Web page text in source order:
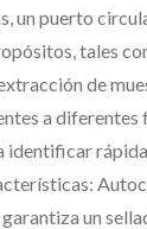
un puerto
tales
de
a diferentes
identificar
un